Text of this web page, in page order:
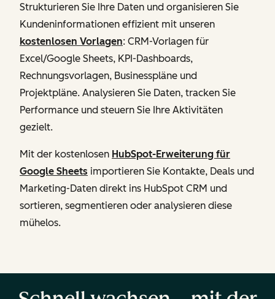
Strukturieren Sie Ihre Daten und organisieren Sie
Kundeninformationen effizient mit unseren
kostenlosen Vorlagen: CRM-Vorlagen für
Excel/Google Sheets, KPI-Dashboards,
Rechnungsvorlagen, Businesspläne und
Projektpläne. Analysieren Sie Daten, tracken Sie
Performance und steuern Sie Ihre Aktivitäten
gezielt.
Mit der kostenlosen HubSpot-Erweiterung für
Google Sheets importieren Sie Kontakte, Deals und
Marketing-Daten direkt ins HubSpot CRM und
sortieren, segmentieren oder analysieren diese
mühelos.